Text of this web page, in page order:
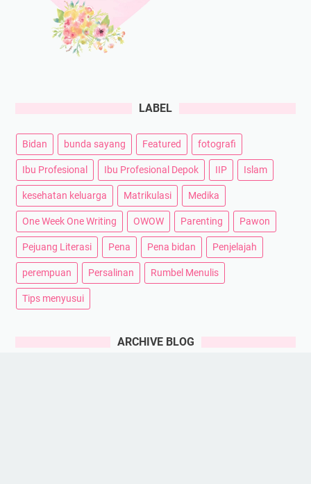
LABEL
Bidan bunda sayang Featured fotografi
Ibu Profesional Ibu Profesional Depok IIP Islam
kesehatan keluarga Matrikulasi Medika
One Week One Writing OWOW Parenting Pawon
Pejuang Literasi Pena Pena bidan Penjelajah
perempuan Persalinan Rumbel Menulis
Tips menyusui
ARCHIVE BLOG